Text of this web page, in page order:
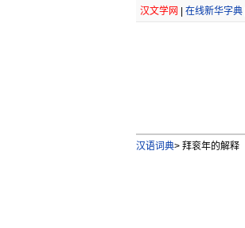
汉文学网 在线新华字典|
汉语词典>拜衮年的解释